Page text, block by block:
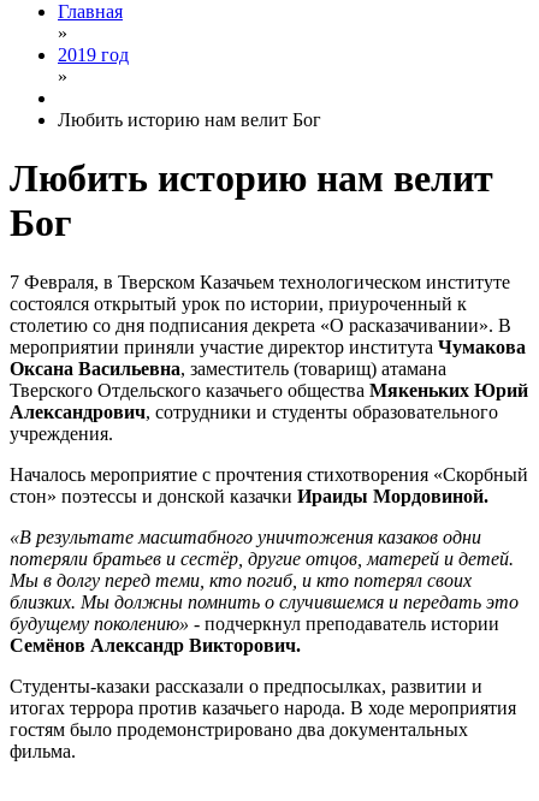
Главная
»
2019 год
»
Любить историю нам велит Бог
Любить историю нам велит
Бог
7 Февраля, в Тверском Казачьем технологическом институте
состоялся открытый урок по истории, приуроченный к
столетию со дня подписания декрета «О расказачивании». В
мероприятии приняли участие директор института Чумакова
Оксана Васильевна, заместитель (товарищ) атамана
Тверского Отдельского казачьего общества Мякеньких Юрий
Александрович, сотрудники и студенты образовательного
учреждения.
Началось мероприятие с прочтения стихотворения «Скорбный
стон» поэтессы и донской казачки Ираиды Мордовиной.
«В результате масштабного уничтожения казаков одни
потеряли братьев и сестёр, другие отцов, матерей и детей.
Мы в долгу перед теми, кто погиб, и кто потерял своих
близких. Мы должны помнить о случившемся и передать это
будущему поколению» - подчеркнул преподаватель истории
Семёнов Александр Викторович.
Студенты-казаки рассказали о предпосылках, развитии и
итогах террора против казачьего народа. В ходе мероприятия
гостям было продемонстрировано два документальных
фильма.